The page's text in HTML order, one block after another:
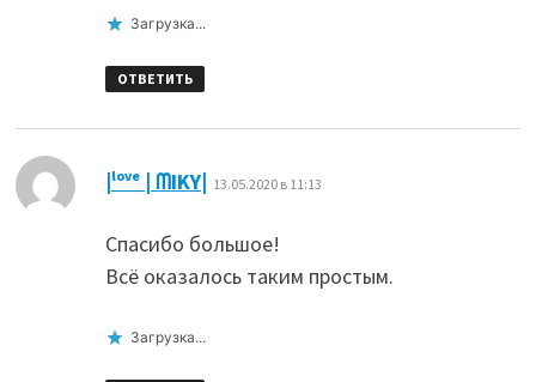
Загрузка...
ОТВЕТИТЬ
|ˡᵒᵛᵉ | ᗰIKY| 13.05.2020 в 11:13
Спасибо большое!
Всё оказалось таким простым.
Загрузка...